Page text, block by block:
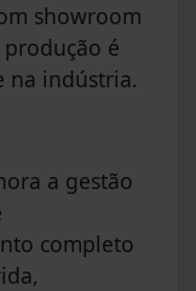
showroom
é
na indústria.
a gestão
completo